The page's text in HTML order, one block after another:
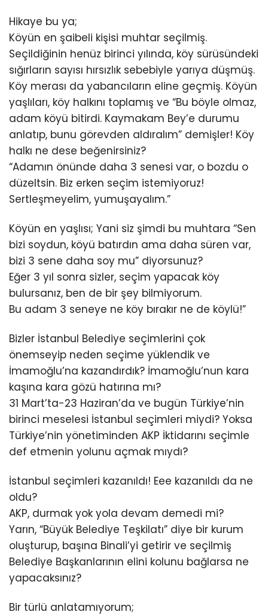
Hikaye bu ya;
Köyün en şaibeli kişisi muhtar seçilmiş.
Seçildiğinin henüz birinci yılında, köy sürüsündeki
sığırların sayısı hırsızlık sebebiyle yarıya düşmüş.
Köy merası da yabancıların eline geçmiş. Köyün
yaşlıları, köy halkını toplamış ve “Bu böyle olmaz,
adam köyü bitirdi. Kaymakam Bey’e durumu
anlatıp, bunu görevden aldıralım” demişler! Köy
halkı ne dese beğenirsiniz?
“Adamın önünde daha 3 senesi var, o bozdu o
düzeltsin. Biz erken seçim istemiyoruz!
Sertleşmeyelim, yumuşayalım.”
Köyün en yaşlısı; Yani siz şimdi bu muhtara “Sen
bizi soydun, köyü batırdın ama daha süren var,
bizi 3 sene daha soy mu” diyorsunuz?
Eğer 3 yıl sonra sizler, seçim yapacak köy
bulursanız, ben de bir şey bilmiyorum.
Bu adam 3 seneye ne köy bırakır ne de köylü!”
Bizler İstanbul Belediye seçimlerini çok
önemseyip neden seçime yüklendik ve
İmamoğlu’na kazandırdık? İmamoğlu’nun kara
kaşına kara gözü hatırına mı?
31 Mart’ta-23 Haziran’da ve bugün Türkiye’nin
birinci meselesi İstanbul seçimleri miydi? Yoksa
Türkiye’nin yönetiminden AKP İktidarını seçimle
def etmenin yolunu açmak mıydı?
İstanbul seçimleri kazanıldı! Eee kazanıldı da ne
oldu?
AKP, durmak yok yola devam demedi mi?
Yarın, “Büyük Belediye Teşkilatı” diye bir kurum
oluşturup, başına Binali’yi getirir ve seçilmiş
Belediye Başkanlarının elini kolunu bağlarsa ne
yapacaksınız?
Bir türlü anlatamıyorum;